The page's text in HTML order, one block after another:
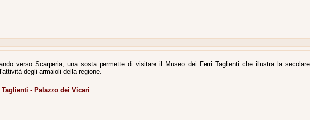
verso Scarperia, una sosta permette di visitare il Museo dei Ferri Taglienti che illustra la secolare
degli armaioli della regione.
Taglienti - Palazzo dei Vicari